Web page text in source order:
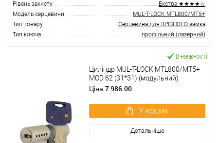
Рівень захисту
Екстра ★★★★☆
Модель серцевини
MUL-T-LOCK MTL800/MT5+
Тип товару
Серцевина для ВРІЗНОГО замка
Тип ключа
профільний (лазерний)
В наявності
Циліндр MUL-T-LOCK MTL800/MT5+
MOD 62 (31*31) (модульний)
нікель_сатин
Ціна 7 986.00
У кошик
Детальніше